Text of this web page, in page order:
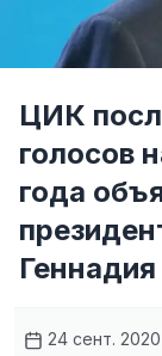
ЦИК
голосов
года
24 сент. 2020